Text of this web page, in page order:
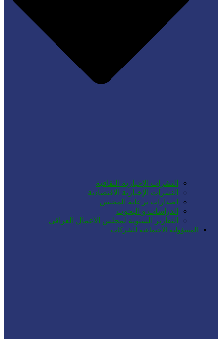
النشرات الإخبارية الثقافية
النشرات الإخبارية الاقتصادية
اصدارات برعاية المجلس
الدراسات و البحوث
التقارير السنوية لمجلس الأعمال العراقي
المسؤولية الاجتماعية للشركات